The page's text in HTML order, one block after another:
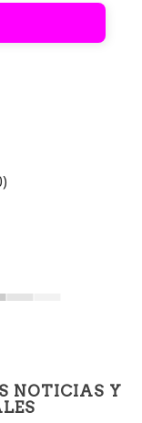
NOTICIAS Y